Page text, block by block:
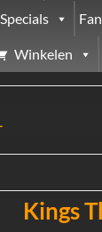
Specials
Winkelen
Kings